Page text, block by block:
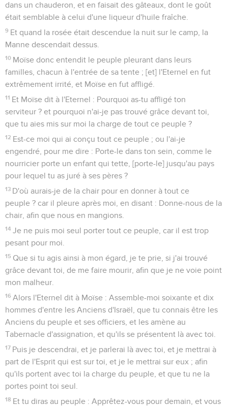
dans un chauderon, et en faisait des gâteaux, dont le goût
était semblable à celui d'une liqueur d'huile fraîche.
9 Et quand la rosée était descendue la nuit sur le camp, la
Manne descendait dessus.
10 Moïse donc entendit le peuple pleurant dans leurs
familles, chacun à l'entrée de sa tente ; [et] l'Eternel en fut
extrêmement irrité, et Moïse en fut affligé.
11 Et Moïse dit à l'Eternel : Pourquoi as-tu affligé ton
serviteur ? et pourquoi n'ai-je pas trouvé grâce devant toi,
que tu aies mis sur moi la charge de tout ce peuple ?
12 Est-ce moi qui ai conçu tout ce peuple ; ou l'ai-je
engendré, pour me dire : Porte-le dans ton sein, comme le
nourricier porte un enfant qui tette, [porte-le] jusqu'au pays
pour lequel tu as juré à ses pères ?
13 D'où aurais-je de la chair pour en donner à tout ce
peuple ? car il pleure après moi, en disant : Donne-nous de la
chair, afin que nous en mangions.
14 Je ne puis moi seul porter tout ce peuple, car il est trop
pesant pour moi.
15 Que si tu agis ainsi à mon égard, je te prie, si j'ai trouvé
grâce devant toi, de me faire mourir, afin que je ne voie point
mon malheur.
16 Alors l'Eternel dit à Moïse : Assemble-moi soixante et dix
hommes d'entre les Anciens d'Israël, que tu connais être les
Anciens du peuple et ses officiers, et les amène au
Tabernacle d'assignation, et qu'ils se présentent là avec toi.
17 Puis je descendrai, et je parlerai là avec toi, et je mettrai à
part de l'Esprit qui est sur toi, et je le mettrai sur eux ; afin
qu'ils portent avec toi la charge du peuple, et que tu ne la
portes point toi seul.
18 Et tu diras au peuple : Apprêtez-vous pour demain, et vous